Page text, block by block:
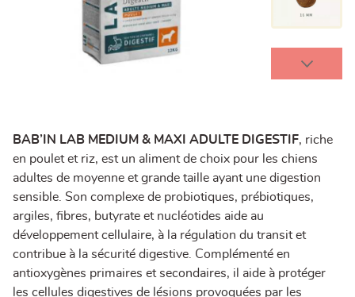
BAB’IN LAB MEDIUM & MAXI ADULTE DIGESTIF, riche
en poulet et riz, est un aliment de choix pour les chiens
adultes de moyenne et grande taille ayant une digestion
sensible. Son complexe de probiotiques, prébiotiques,
argiles, fibres, butyrate et nucléotides aide au
développement cellulaire, à la régulation du transit et
contribue à la sécurité digestive. Complémenté en
antioxygènes primaires et secondaires, il aide à protéger
les cellules digestives de lésions provoquées par les